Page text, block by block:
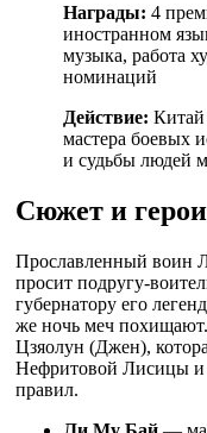
Награды: 4
иностранном
музыка, работа
номинаций
Действие:
мастера боевых
и судьбы людей
Сюжет и герои
Прославленный воин
просит подругу-
губернатору его
же ночь меч
Цзяолун (Джен),
Нефритовой Лисицы и
правил.